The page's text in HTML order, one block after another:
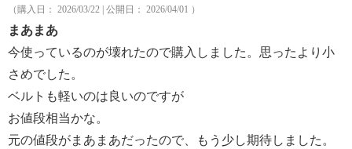
（購入日： 2026/03/22 | 公開日： 2026/04/01 ）
まあまあ
今使っているのが壊れたので購入しました。思ったより小
さめでした。
ベルトも軽いのは良いのですが
お値段相当かな。
元の値段がまあまあだったので、もう少し期待しました。